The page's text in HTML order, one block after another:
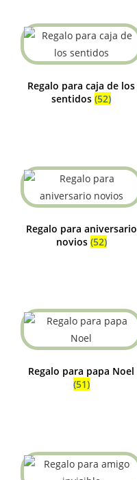
Regalo para caja de los
sentidos (52)
Regalo para aniversario
novios (52)
Regalo para papa Noel
(51)